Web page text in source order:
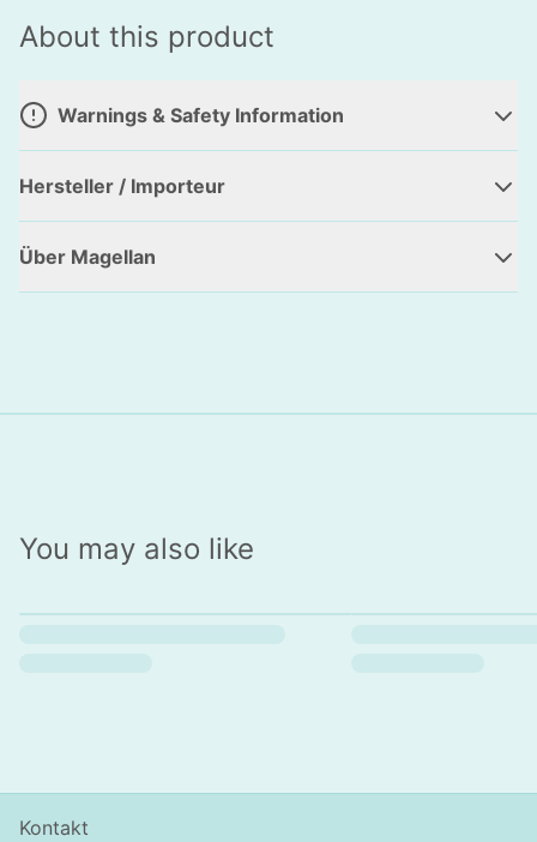
About this product
Warnings & Safety Information
Hersteller / Importeur
Über Magellan
You may also like
Kontakt